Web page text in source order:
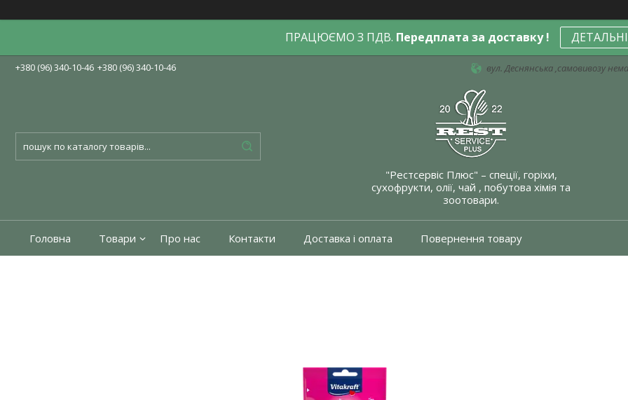
ПРАЦЮЄМО З ПДВ. Передплата за доставку !
+380 (96) 340-10-46 +380 (96) 340-10-46 вул. Деснянська ,самовивозу
"Рестсервіс Плюс" – спеції, горіхи,
сухофрукти, олії, чай , побутова хімія та
зоотовари.
Головна Товари Про нас Контакти Доставка і оплата Повернення товару